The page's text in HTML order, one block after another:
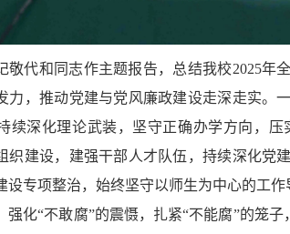
敬代和同志作主题报告，总结我校2025年
力，推动党建与党风廉政建设走深走实。
续深化理论武装，坚守正确办学方向，
织建设，建强干部人才队伍，持续深化党
设专项整治，始终坚守以师生为中心的工
强化“不敢腐”的震慑，扎紧“不能腐”的笼